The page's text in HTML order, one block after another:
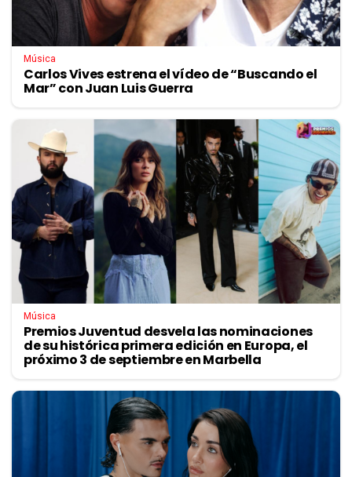
Música
Carlos Vives estrena el vídeo de “Buscando el
Mar” con Juan Luis Guerra
Música
Premios Juventud desvela las nominaciones
de su histórica primera edición en Europa, el
próximo 3 de septiembre en Marbella